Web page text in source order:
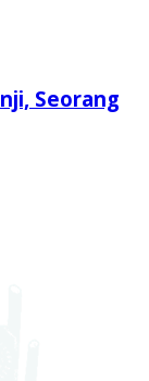
Seorang